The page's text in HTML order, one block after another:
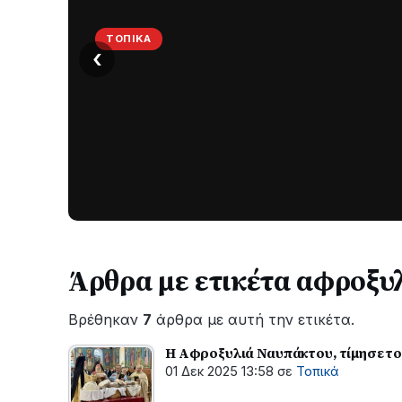
ΤΟΠΙΚΆ
Στο
Λυγιά
περιοχές
περίπου
ώρες
–
Σε
εξέλιξη
‹
Άρθρα με ετικέτα
Βρέθηκαν 7 άρθρα με αυτή την ετικέτα.
Η Αφροξυλιά Ναυπάκτου, τίμησε
01 Δεκ 2025 13:58 σε Τοπικά